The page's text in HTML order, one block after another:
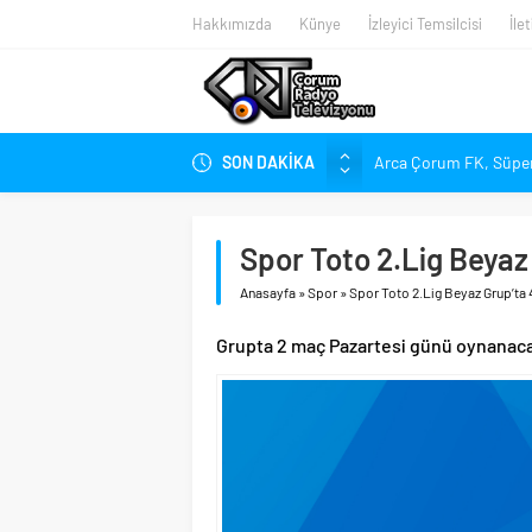
Hakkımızda Künye İzleyici Temsilcisi
SON DAKİKA
Arca Çorum FK, Süper
Kırmızı Kanatlar’dan
Arca Çorum FK’de
Tritikale ve Ayçiçeği
Hastanede Emzirme
YEDAŞ, Genç
Spor Toto 2.Lig
Anasayfa »Spor »Spor Toto 2.Lig Beyaz Grup’ta
Grupta 2 maç Pazartesi günü